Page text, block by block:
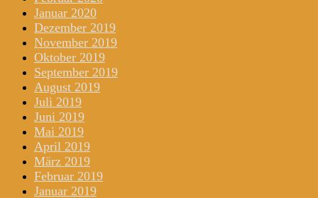
Januar 2020
Dezember 2019
November 2019
Oktober 2019
September 2019
August 2019
Juli 2019
Juni 2019
Mai 2019
April 2019
März 2019
Februar 2019
Januar 2019